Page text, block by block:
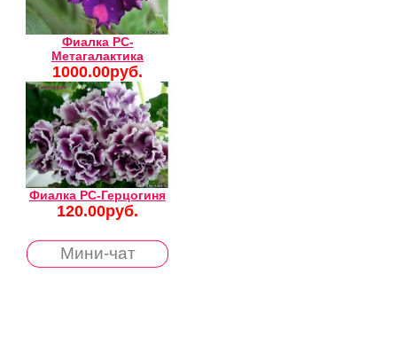
Фиалка РС-
Метагалактика
1000.00руб.
Фиалка РС-Герцогиня
120.00руб.
Мини-чат